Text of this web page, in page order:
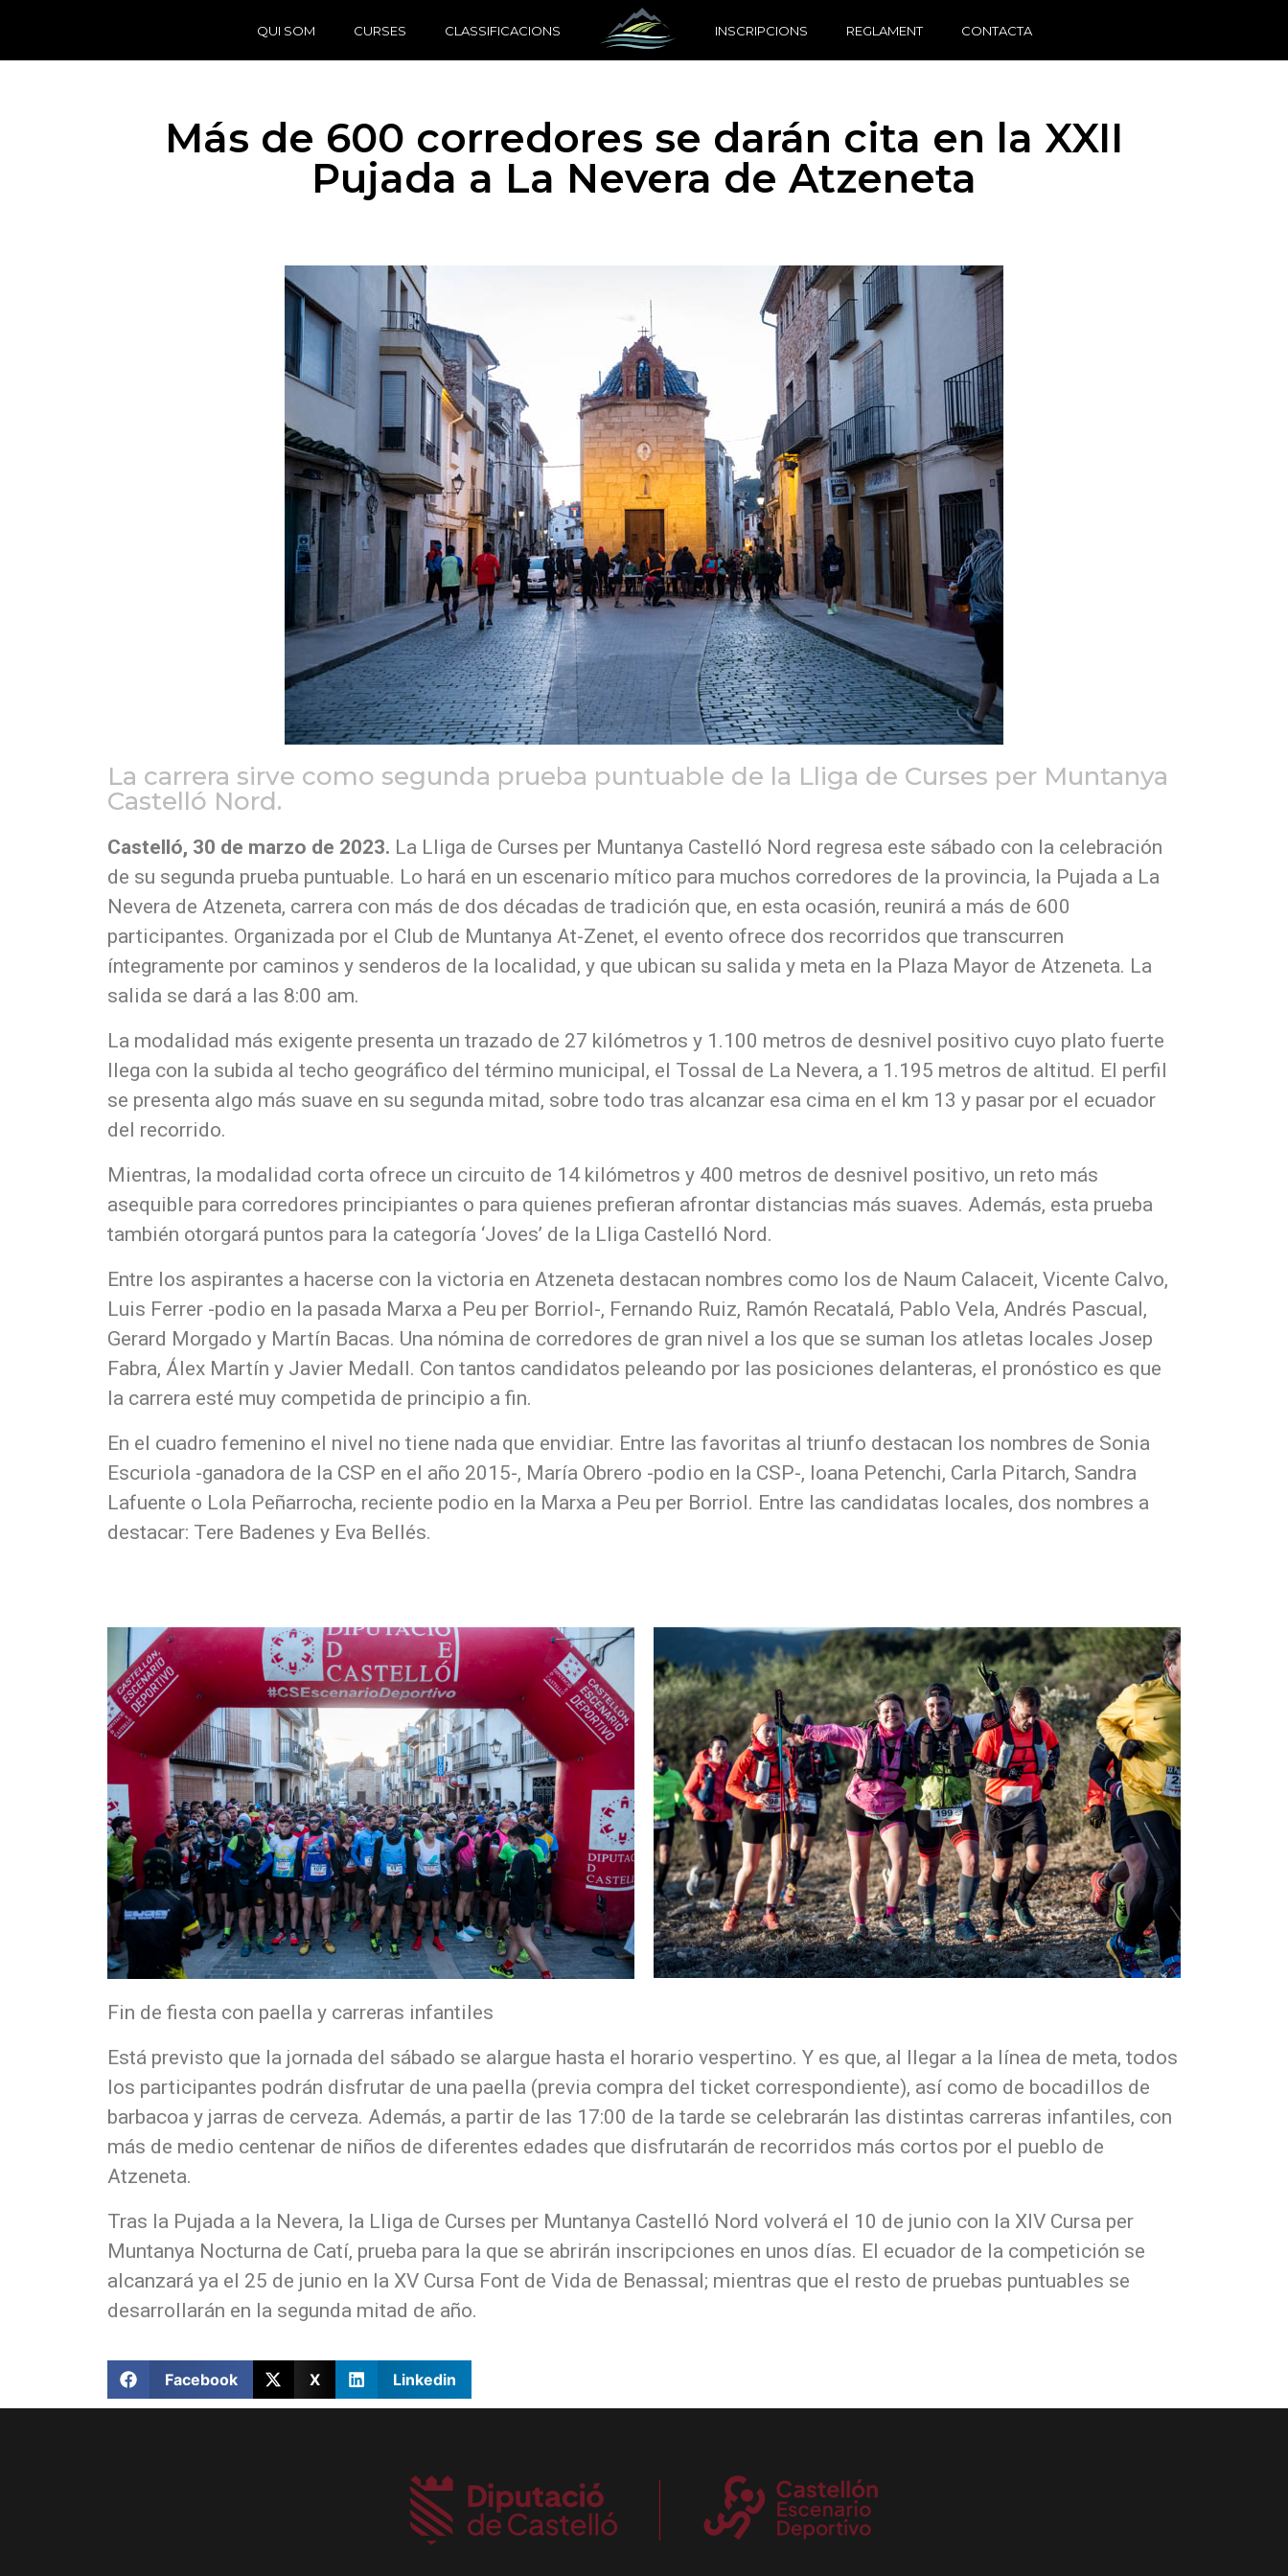
QUI SOM CURSES CLASSIFICACIONS INSCRIPCIONS REGLAMENT CONTACTA
Más de 600 corredores se darán cita en la XXII
Pujada a La Nevera de Atzeneta
La carrera sirve como segunda prueba puntuable de la Lliga de Curses per Muntanya
Castelló Nord.
Castelló, 30 de marzo de 2023. La Lliga de Curses per Muntanya Castelló Nord regresa este sábado con la celebración
de su segunda prueba puntuable. Lo hará en un escenario mítico para muchos corredores de la provincia, la Pujada a La
Nevera de Atzeneta, carrera con más de dos décadas de tradición que, en esta ocasión, reunirá a más de 600
participantes. Organizada por el Club de Muntanya At-Zenet, el evento ofrece dos recorridos que transcurren
íntegramente por caminos y senderos de la localidad, y que ubican su salida y meta en la Plaza Mayor de Atzeneta. La
salida se dará a las 8:00 am.
La modalidad más exigente presenta un trazado de 27 kilómetros y 1.100 metros de desnivel positivo cuyo plato fuerte
llega con la subida al techo geográfico del término municipal, el Tossal de La Nevera, a 1.195 metros de altitud. El perfil
se presenta algo más suave en su segunda mitad, sobre todo tras alcanzar esa cima en el km 13 y pasar por el ecuador
del recorrido.
Mientras, la modalidad corta ofrece un circuito de 14 kilómetros y 400 metros de desnivel positivo, un reto más
asequible para corredores principiantes o para quienes prefieran afrontar distancias más suaves. Además, esta prueba
también otorgará puntos para la categoría ‘Joves’ de la Lliga Castelló Nord.
Entre los aspirantes a hacerse con la victoria en Atzeneta destacan nombres como los de Naum Calaceit, Vicente Calvo,
Luis Ferrer -podio en la pasada Marxa a Peu per Borriol-, Fernando Ruiz, Ramón Recatalá, Pablo Vela, Andrés Pascual,
Gerard Morgado y Martín Bacas. Una nómina de corredores de gran nivel a los que se suman los atletas locales Josep
Fabra, Álex Martín y Javier Medall. Con tantos candidatos peleando por las posiciones delanteras, el pronóstico es que
la carrera esté muy competida de principio a fin.
En el cuadro femenino el nivel no tiene nada que envidiar. Entre las favoritas al triunfo destacan los nombres de Sonia
Escuriola -ganadora de la CSP en el año 2015-, María Obrero -podio en la CSP-, Ioana Petenchi, Carla Pitarch, Sandra
Lafuente o Lola Peñarrocha, reciente podio en la Marxa a Peu per Borriol. Entre las candidatas locales, dos nombres a
destacar: Tere Badenes y Eva Bellés.
Fin de fiesta con paella y carreras infantiles
Está previsto que la jornada del sábado se alargue hasta el horario vespertino. Y es que, al llegar a la línea de meta, todos
los participantes podrán disfrutar de una paella (previa compra del ticket correspondiente), así como de bocadillos de
barbacoa y jarras de cerveza. Además, a partir de las 17:00 de la tarde se celebrarán las distintas carreras infantiles, con
más de medio centenar de niños de diferentes edades que disfrutarán de recorridos más cortos por el pueblo de
Atzeneta.
Tras la Pujada a la Nevera, la Lliga de Curses per Muntanya Castelló Nord volverá el 10 de junio con la XIV Cursa per
Muntanya Nocturna de Catí, prueba para la que se abrirán inscripciones en unos días. El ecuador de la competición se
alcanzará ya el 25 de junio en la XV Cursa Font de Vida de Benassal; mientras que el resto de pruebas puntuables se
desarrollarán en la segunda mitad de año.
Facebook X Linkedin